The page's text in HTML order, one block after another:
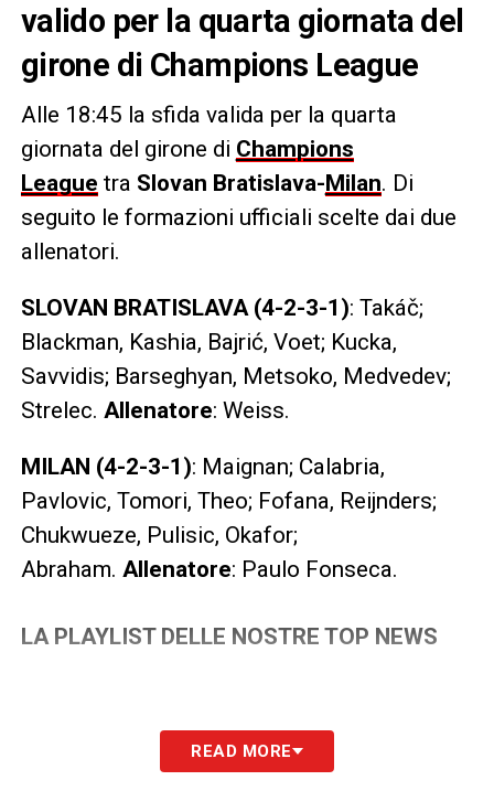
valido per la quarta giornata del
girone di Champions League
Alle 18:45 la sfida valida per la quarta
giornata del girone di Champions
League tra Slovan Bratislava-Milan. Di
seguito le formazioni ufficiali scelte dai due
allenatori.
SLOVAN BRATISLAVA (4-2-3-1): Takáč;
Blackman, Kashia, Bajrić, Voet; Kucka,
Savvidis; Barseghyan, Metsoko, Medvedev;
Strelec. Allenatore: Weiss.
MILAN (4-2-3-1): Maignan; Calabria,
Pavlovic, Tomori, Theo; Fofana, Reijnders;
Chukwueze, Pulisic, Okafor;
Abraham. Allenatore: Paulo Fonseca.
LA PLAYLIST DELLE NOSTRE TOP NEWS
READ MORE